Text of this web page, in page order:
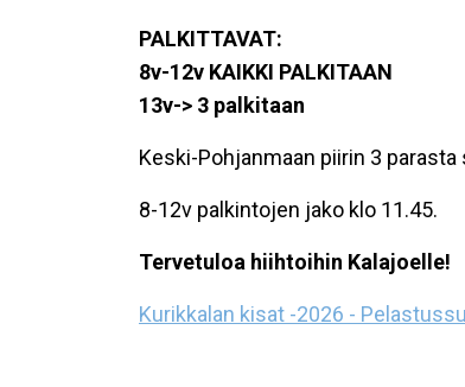
PALKITTAVAT:
8v-12v KAIKKI PALKITAAN
13v-> 3 palkitaan
Keski-Pohjanmaan piirin 3
8-12v palkintojen jako klo 11.45.
Tervetuloa hiihtoihin Kalajoelle!
Kurikkalan kisat -2026 -